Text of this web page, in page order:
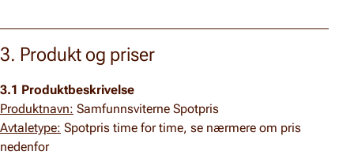
3. Produkt og priser
3.1 Produktbeskrivelse
Produktnavn: Samfunnsviterne Spotpris
Avtaletype: Spotpris time for time, se nærmere om pris
nedenfor